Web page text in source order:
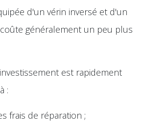
d'un vérin inversé et d'un
généralement un peu plus
est rapidement
:
frais de réparation ;